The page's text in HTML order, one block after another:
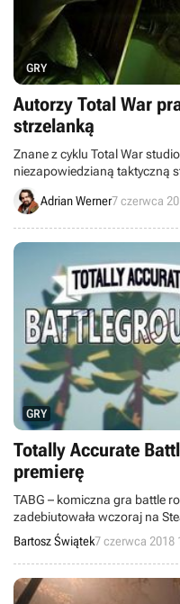
GRY
Autorzy Total War
strzelanką
Znane z cyklu Total War
niezapowiedzianą taktyczną
na sieciowe potyczki i ma być
premierze.
Adrian Werner7 czerwca
GRY
Totally Accurate
premierę
TABG – komiczna gra battle
zadebiutowała wczoraj na
darmo przez pierwsze 100
Bartosz Świątek7 czerwca 2018